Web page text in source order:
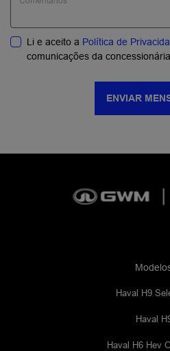
Li e aceito a Política de
comunicações da concessionária.
ENVIAR
Haval H9
Haval
Haval H6 Hev